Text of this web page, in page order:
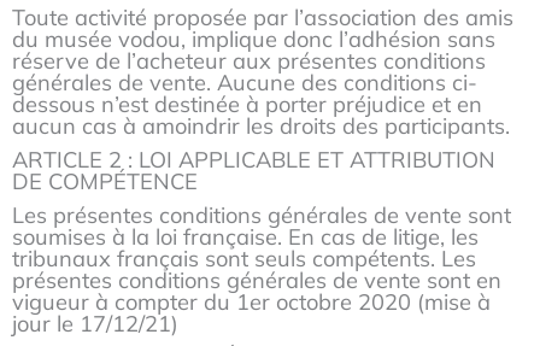
Toute activité proposée par l’association des amis
du musée vodou, implique donc l’adhésion sans
réserve de l’acheteur aux présentes conditions
générales de vente. Aucune des conditions ci-
dessous n’est destinée à porter préjudice et en
aucun cas à amoindrir les droits des participants.
ARTICLE 2 : LOI APPLICABLE ET ATTRIBUTION
DE COMPÉTENCE
Les présentes conditions générales de vente sont
soumises à la loi française. En cas de litige, les
tribunaux français sont seuls compétents. Les
présentes conditions générales de vente sont en
vigueur à compter du 1er octobre 2020 (mise à
jour le 17/12/21)